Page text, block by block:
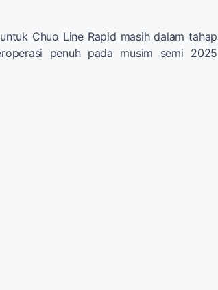
Chuo Line Rapid masih dalam tahap
penuh pada musim semi 2025